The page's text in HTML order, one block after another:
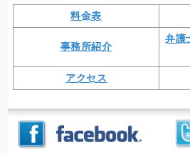
料金表
事務所紹介
弁護
アクセス